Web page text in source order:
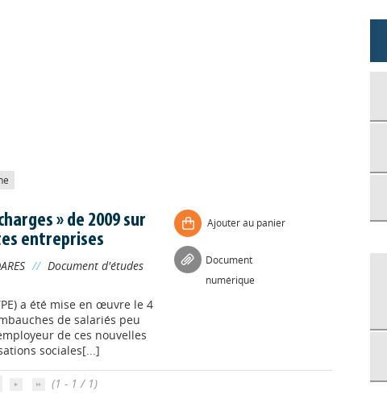
» de 2009 sur
entreprises
// Document d'études
a été mise en œuvre le 4
de salariés peu
de ces nouvelles
sociales[...]
Ajouter au panier
Document
numérique
(1 - 1 / 1)